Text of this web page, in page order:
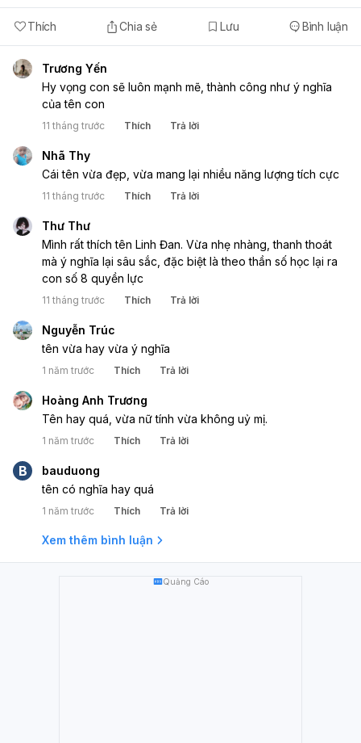
Thích Chia sẻ Lưu Bình luận
Trương Yến
Hy vọng con sẽ luôn mạnh mẽ, thành công như ý nghĩa
của tên con
11 tháng trước Thích Trả lời
Nhã Thy
Cái tên vừa đẹp, vừa mang lại nhiều năng lượng tích cực
11 tháng trước Thích Trả lời
Thư Thư
Mình rất thích tên Linh Đan. Vừa nhẹ nhàng, thanh thoát
mà ý nghĩa lại sâu sắc, đặc biệt là theo thần số học lại ra
con số 8 quyền lực
11 tháng trước Thích Trả lời
Nguyễn Trúc
tên vừa hay vừa ý nghĩa
1 năm trước Thích Trả lời
Hoàng Anh Trương
Tên hay quá, vừa nữ tính vừa không uỷ mị.
1 năm trước Thích Trả lời
B
bauduong
tên có nghĩa hay quá
1 năm trước Thích Trả lời
Xem thêm bình luận
Quảng Cáo